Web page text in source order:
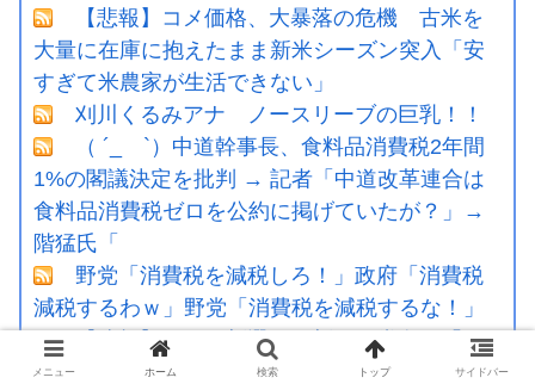
【悲報】コメ価格、大暴落の危機 古米を
大量に在庫に抱えたまま新米シーズン突入「安
すぎて米農家が生活できない」
刈川くるみアナ ノースリーブの巨乳！！
（ ´_ゝ`）中道幹事長、食料品消費税2年間
1%の閣議決定を批判 → 記者「中道改革連合は
食料品消費税ゼロを公約に掲げていたが？」→
階猛氏「
野党「消費税を減税しろ！」政府「消費税
減税するわｗ」野党「消費税を減税するな！」
【速報】れいわ新選組、新たな党名は「い
のちの党」 略称は「いのち」
メニュー ホーム 検索 トップ サイドバー